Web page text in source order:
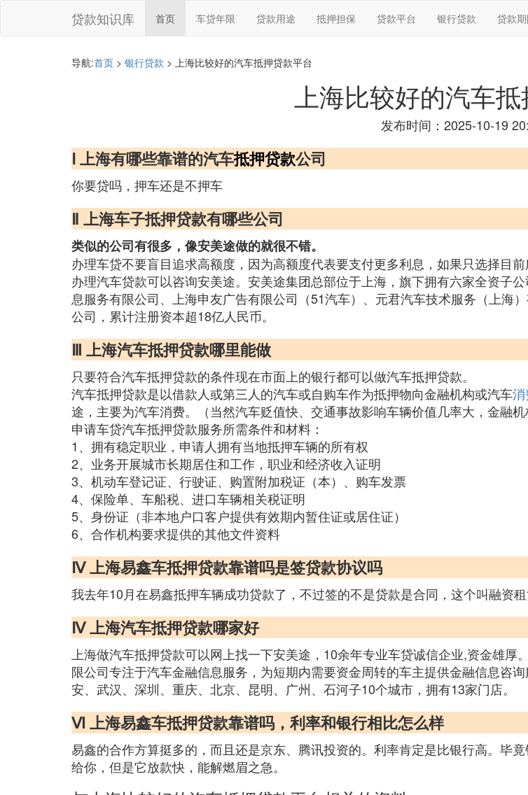
贷款知识库 首页 车贷年限 贷款用途 抵押担保 贷款平台 银行贷款 贷款期
导航:首页 > 银行贷款 > 上海比较好的汽车抵押贷款平台
上海比较好的汽车
发布时间：2025-10-19
Ⅰ 上海有哪些靠谱的汽车抵押贷款公司
你要贷吗，押车还是不押车
Ⅱ 上海车子抵押贷款有哪些公司
类似的公司有很多，像安美途做的就很不错。
办理车贷不要盲目追求高额度，因为高额度代表要支付更多利息，如果只选择目
办理汽车贷款可以咨询安美途。安美途集团总部位于上海，旗下拥有六家全资子
息服务有限公司、上海申友广告有限公司（51汽车）、元君汽车技术服务（上海
公司，累计注册资本超18亿人民币。
Ⅲ 上海汽车抵押贷款哪里能做
只要符合汽车抵押贷款的条件现在市面上的银行都可以做汽车抵押贷款。
汽车抵押贷款是以借款人或第三人的汽车或自购车作为抵押物向金融机构或汽车
途，主要为汽车消费。（当然汽车贬值快、交通事故影响车辆价值几率大，金融
申请车贷汽车抵押贷款服务所需条件和材料：
1、拥有稳定职业，申请人拥有当地抵押车辆的所有权
2、业务开展城市长期居住和工作，职业和经济收入证明
3、机动车登记证、行驶证、购置附加税证（本）、购车发票
4、保险单、车船税、进口车辆相关税证明
5、身份证（非本地户口客户提供有效期内暂住证或居住证）
6、合作机构要求提供的其他文件资料
Ⅳ 上海易鑫车抵押贷款靠谱吗是签贷款协议吗
我去年10月在易鑫抵押车辆成功贷款了，不过签的不是贷款是合同，这个叫融资
Ⅳ 上海汽车抵押贷款哪家好
上海做汽车抵押贷款可以网上找一下安美途，10余年专业车贷诚信企业,资金雄
限公司专注于汽车金融信息服务，为短期内需要资金周转的车主提供金融信息咨
安、武汉、深圳、重庆、北京、昆明、广州、石河子10个城市，拥有13家门店。
Ⅵ 上海易鑫车抵押贷款靠谱吗，利率和银行相比怎么样
易鑫的合作方算挺多的，而且还是京东、腾讯投资的。利率肯定是比银行高。毕
给你，但是它放款快，能解燃眉之急。